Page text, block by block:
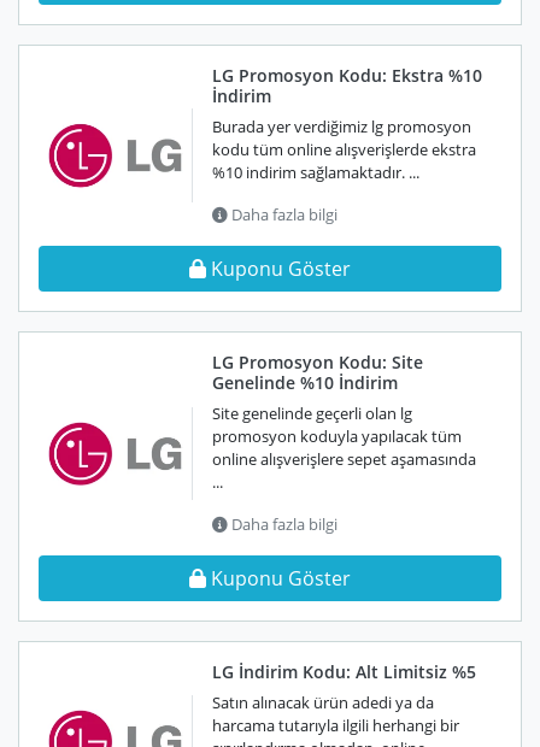
LG Promosyon Kodu: Ekstra %10
İndirim
Burada yer verdiğimiz lg promosyon
kodu tüm online alışverişlerde ekstra
%10 indirim sağlamaktadır. ...
Daha fazla bilgi
Kuponu Göster
LG Promosyon Kodu: Site
Genelinde %10 İndirim
Site genelinde geçerli olan lg
promosyon koduyla yapılacak tüm
online alışverişlere sepet aşamasında
...
Daha fazla bilgi
Kuponu Göster
LG İndirim Kodu: Alt Limitsiz %5
Satın alınacak ürün adedi ya da
harcama tutarıyla ilgili herhangi bir